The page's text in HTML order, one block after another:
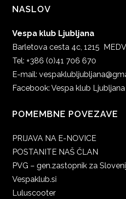
NASLOV
Vespa klub Ljubljana
Barletova cesta 4c, 1215
Tel: +386 (0)41 706 670
E-mail:
Facebook: Vespa klub Ljubljana
POMEMBNE POVEZAVE
PRIJAVA NA E-NOVICE
POSTANITE NAŠ ČLAN
PVG – gen.zastopnik za
Vespaklub.si
Luluscooter